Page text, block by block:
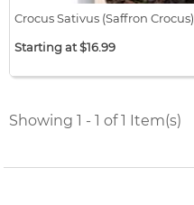
Crocus Sativus (Saffron Crocus)
Starting at $16.99
$0.68 / corm x 25
Showing 1 - 1 of 1 Item(s)